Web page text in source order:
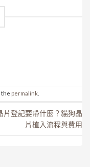
the permalink.
片登記要帶什麼？貓狗晶
片植入流程與費用